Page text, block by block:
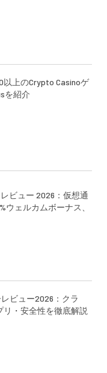
以上のCrypto Casinoゲ
を紹介
ビュー 2026：仮想通
ウェルカムボーナス、
ビュー2026：クラ
リ・安全性を徹底解説